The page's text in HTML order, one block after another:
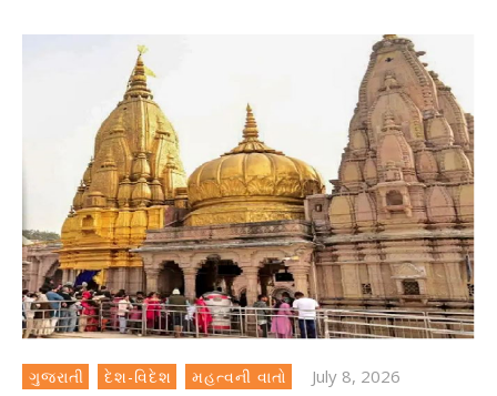
ગુજરાતી દેશ-વિદેશ મહત્વની વાતો July 8, 2026